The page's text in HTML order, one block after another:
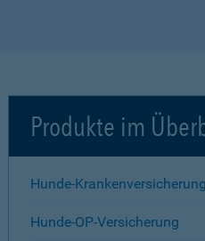
Produkte im
Hunde-Krankenversicherung
Hunde-OP-Versicherung